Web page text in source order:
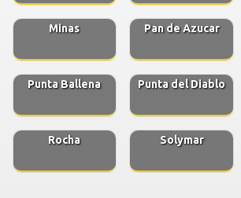
Minas Pan de Azucar
Punta Ballena Punta del Diablo
Rocha Solymar